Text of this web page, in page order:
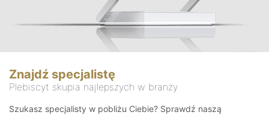
Znajdź specjalistę
Plebiscyt skupia najlepszych w branży
Szukasz specjalisty w pobliżu Ciebie? Sprawdź naszą